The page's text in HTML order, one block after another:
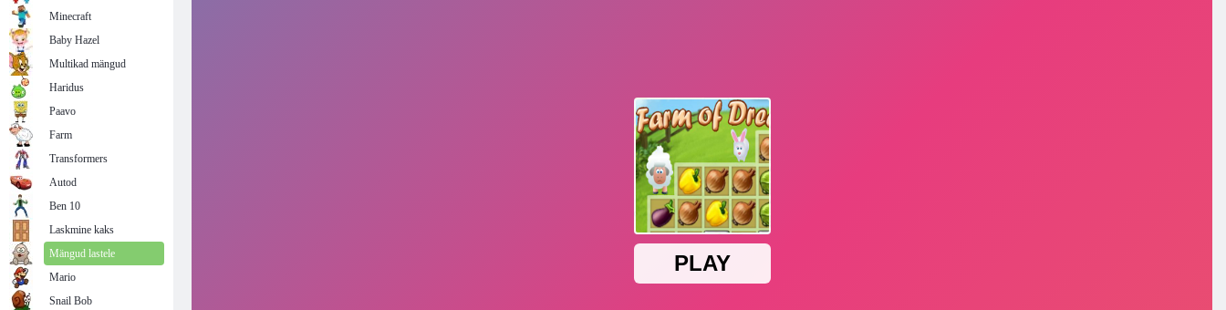
Minecraft
Baby Hazel
Multikad mängud
Haridus
Paavo
Farm
Transformers
Autod
Ben 10
Laskmine kaks
Mängud lastele
Mario
Snail Bob